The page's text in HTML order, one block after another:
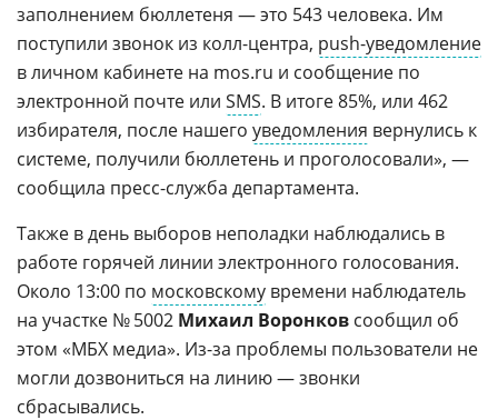
заполнением бюллетеня — это 543 человека. Им
поступили звонок из колл-центра, push-уведомление
в личном кабинете на mos.ru и сообщение по
электронной почте или SMS. В итоге 85%, или 462
избирателя, после нашего уведомления вернулись к
системе, получили бюллетень и проголосовали», —
сообщила пресс-служба департамента.
Также в день выборов неполадки наблюдались в
работе горячей линии электронного голосования.
Около 13:00 по московскому времени наблюдатель
на участке № 5002 Михаил Воронков сообщил об
этом «МБХ медиа». Из-за проблемы пользователи не
могли дозвониться на линию — звонки
сбрасывались.